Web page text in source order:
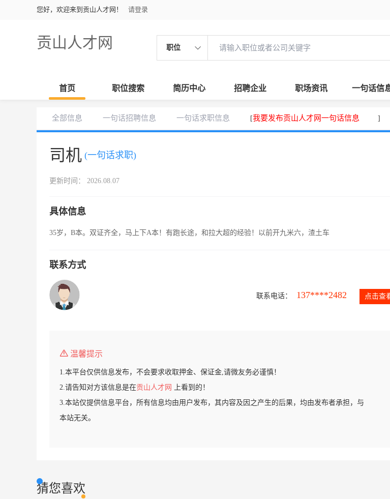
您好，欢迎来到贡山人才网！ 请登录
贡山人才网 职位
首页 职位搜索 简历中心 招聘企业 职场资讯 一句话信
全部信息 一句话招聘信息 一句话求职信息 [我要发布贡山人才网一句话信息 ]
司机 (一句话求职)
更新时间： 2026.08.07
具体信息
35岁，B本。双证齐全，马上下A本！有跑长途，和拉大超的经验！以前开九米六，渣土车
联系方式
联系电话： 137****2482 点击查
温馨提示
1.本平台仅供信息发布，不会要求收取押金、保证金,请微友务必谨慎！
2.请告知对方该信息是在贡山人才网
上看到的！
3.本站仅提供信息平台，所有信息均由用户发布，其内容及因之产生的后果，均由发布者承担，与
本站无关。
猜您喜欢